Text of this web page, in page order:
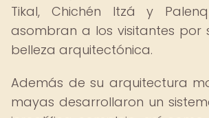
Tikal, Chichén Itzá y
asombran a los visitantes por
belleza arquitectónica.
Además de su arquitectura
mayas desarrollaron un